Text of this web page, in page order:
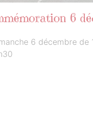
6
6 décembre de